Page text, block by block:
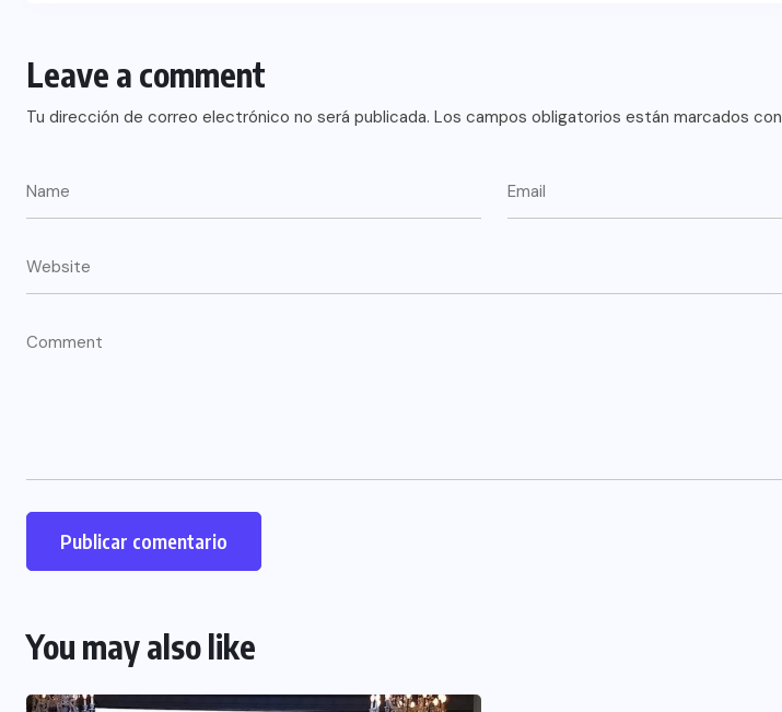
Leave a comment
Tu dirección de correo electrónico no será publicada. Los campos obligatorios están marcados con
You may also like